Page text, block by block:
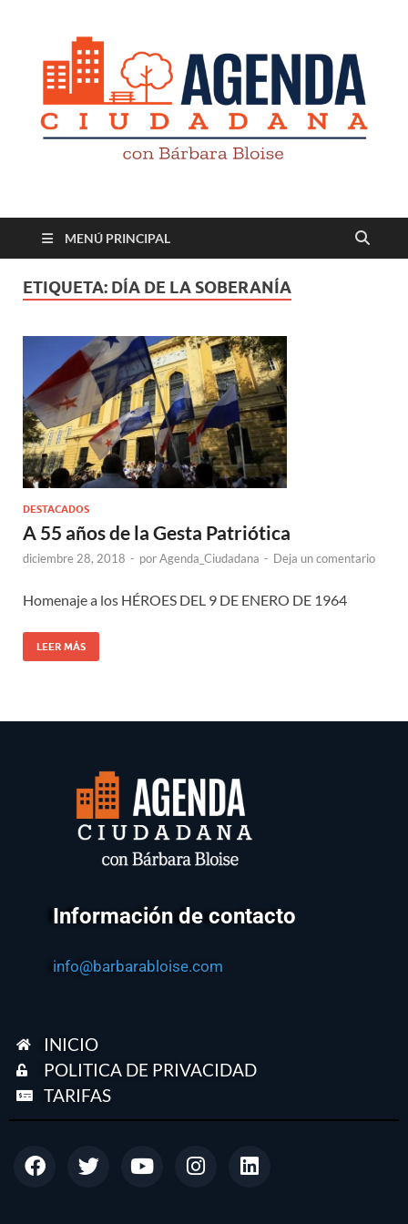
Revista digital
MENÚ PRINCIPAL
ETIQUETA: DÍA DE LA SOBERANÍA
DESTACADOS
A 55 años de la Gesta Patriótica
diciembre 28, 2018 - porAgenda_Ciudadana - Deja un comentario
Homenaje a los HÉROES DEL 9 DE ENERO DE 1964
LEER MÁS
Información de contacto
info@barbarabloise.com
INICIO
POLITICA DE PRIVACIDAD
TARIFAS